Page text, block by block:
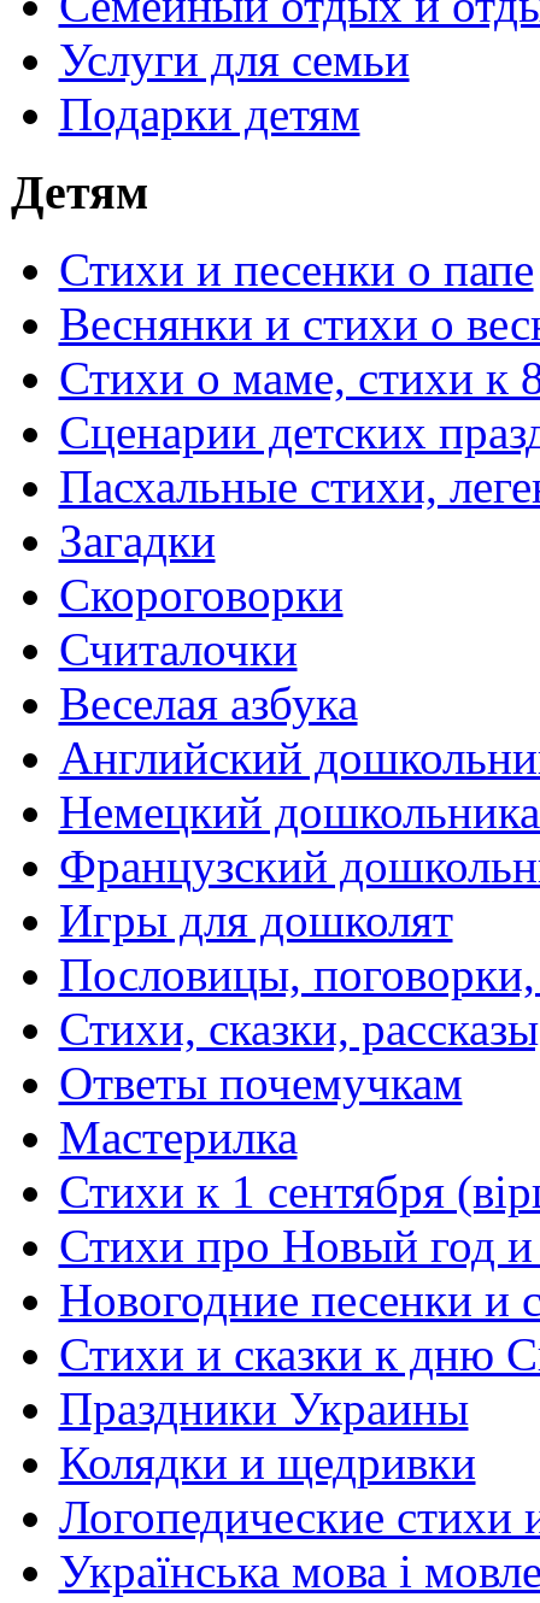
Услуги для семьи
Подарки детям
Детям
Стихи и песенки о папе
Веснянки и стихи о
Стихи о маме, стихи к
Сценарии детских
Пасхальные стихи,
Загадки
Скороговорки
Считалочки
Веселая азбука
Английский
Немецкий
Французский
Игры для дошколят
Пословицы,
Стихи, сказки,
Ответы почемучкам
Мастерилка
Стихи к 1 сентября
Стихи про Новый год
Новогодние песенки и
Стихи и сказки к дню
Праздники Украины
Колядки и щедривки
Логопедические стихи
Українська мова і